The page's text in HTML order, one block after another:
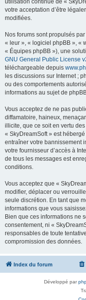
utilisation continue de «
votre acceptation d’être
modifiées.
Nos forums sont propulsés
« leur », « logiciel phpBB », «
« Équipes phpBB »), une
GNU General Public License
téléchargeable depuis
les discussions sur Internet ;
ou des comportements
informations au sujet de
Vous acceptez de ne pas
diffamatoire, haineux,
illicite, que ce soit en vertu
« SkyDreamSoft » est
entraîner votre bannissement
votre fournisseur d’accès à
de tous les messages est
conditions.
Vous acceptez que «
modifier, déplacer ou
seule discrétion. En tant que
informations que vous
Bien que ces informations ne
consentement, ni «
responsables de toute
compromission des données.
Index du forum
Développé par